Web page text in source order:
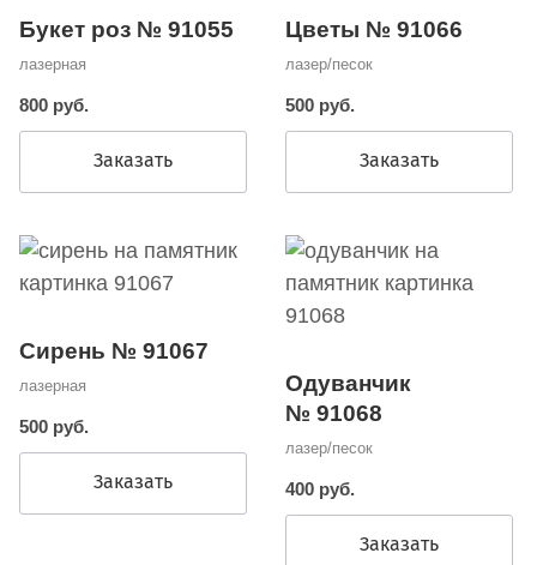
Букет роз № 91055
лазерная
800 руб.
Заказать
Цветы № 91066
лазер/песок
500 руб.
Заказать
Сирень № 91067
лазерная
500 руб.
Заказать
Одуванчик
№ 91068
лазер/песок
400 руб.
Заказать